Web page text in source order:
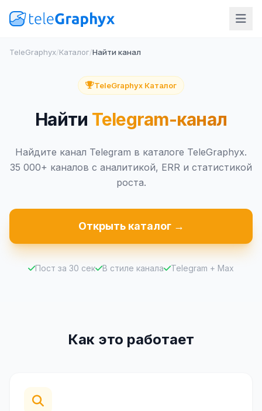
TeleGraphyx/Каталог/Найти канал
TeleGraphyx Каталог
Найти Telegram-канал
Найдите канал Telegram в каталоге TeleGraphyx.
35 000+ каналов с аналитикой, ERR и статистикой
роста.
Открыть каталог →
Пост за 30 сек В стиле канала Telegram + Max
Как это работает